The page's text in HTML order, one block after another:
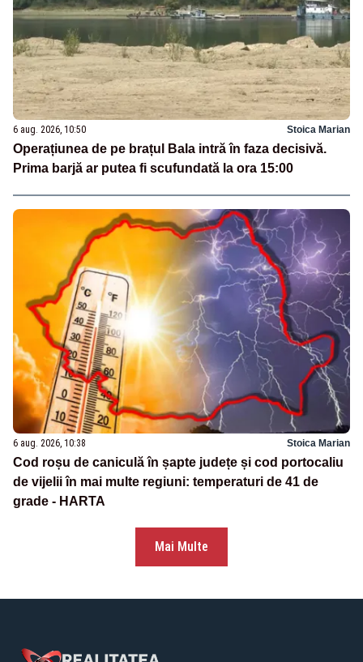
6 aug. 2026, 10:50 Stoica Marian
Operațiunea de pe brațul Bala intră în faza decisivă.
Prima barjă ar putea fi scufundată la ora 15:00
6 aug. 2026, 10:38 Stoica Marian
Cod roșu de caniculă în șapte județe și cod portocaliu
de vijelii în mai multe regiuni: temperaturi de 41 de
grade - HARTA
Mai Multe